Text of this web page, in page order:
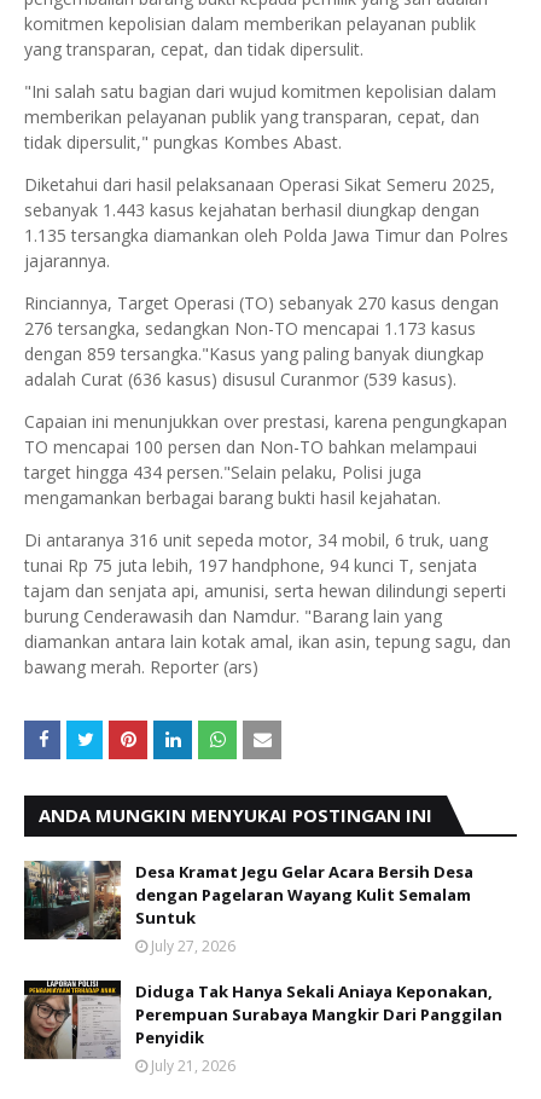
komitmen kepolisian dalam memberikan pelayanan publik
yang transparan, cepat, dan tidak dipersulit.
"Ini salah satu bagian dari wujud komitmen kepolisian dalam
memberikan pelayanan publik yang transparan, cepat, dan
tidak dipersulit," pungkas Kombes Abast.
Diketahui dari hasil pelaksanaan Operasi Sikat Semeru 2025,
sebanyak 1.443 kasus kejahatan berhasil diungkap dengan
1.135 tersangka diamankan oleh Polda Jawa Timur dan Polres
jajarannya.
Rinciannya, Target Operasi (TO) sebanyak 270 kasus dengan
276 tersangka, sedangkan Non-TO mencapai 1.173 kasus
dengan 859 tersangka."Kasus yang paling banyak diungkap
adalah Curat (636 kasus) disusul Curanmor (539 kasus).
Capaian ini menunjukkan over prestasi, karena pengungkapan
TO mencapai 100 persen dan Non-TO bahkan melampaui
target hingga 434 persen."Selain pelaku, Polisi juga
mengamankan berbagai barang bukti hasil kejahatan.
Di antaranya 316 unit sepeda motor, 34 mobil, 6 truk, uang
tunai Rp 75 juta lebih, 197 handphone, 94 kunci T, senjata
tajam dan senjata api, amunisi, serta hewan dilindungi seperti
burung Cenderawasih dan Namdur. "Barang lain yang
diamankan antara lain kotak amal, ikan asin, tepung sagu, dan
bawang merah. Reporter (ars)
ANDA MUNGKIN MENYUKAI POSTINGAN INI
Desa Kramat Jegu Gelar Acara Bersih Desa
dengan Pagelaran Wayang Kulit Semalam
Suntuk
July 27, 2026
Diduga Tak Hanya Sekali Aniaya Keponakan,
Perempuan Surabaya Mangkir Dari Panggilan
Penyidik
July 21, 2026